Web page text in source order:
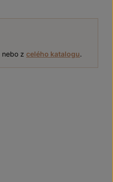
nebo z celého katalogu.